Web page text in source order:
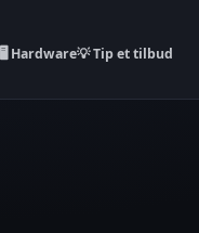
🖥️ Hardware💡 Tip et tilbud